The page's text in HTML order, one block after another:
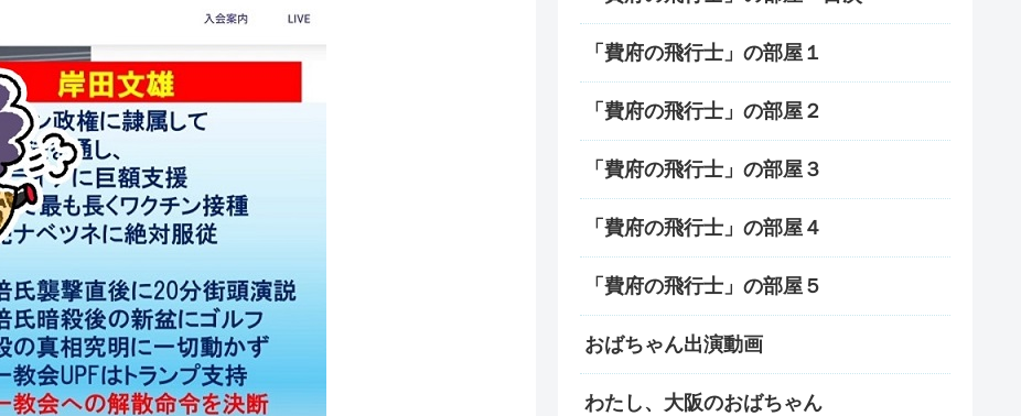
「費府の飛行士」の部屋１
「費府の飛行士」の部屋２
「費府の飛行士」の部屋３
「費府の飛行士」の部屋４
「費府の飛行士」の部屋５
おばちゃん出演動画
わたし、大阪のおばちゃん